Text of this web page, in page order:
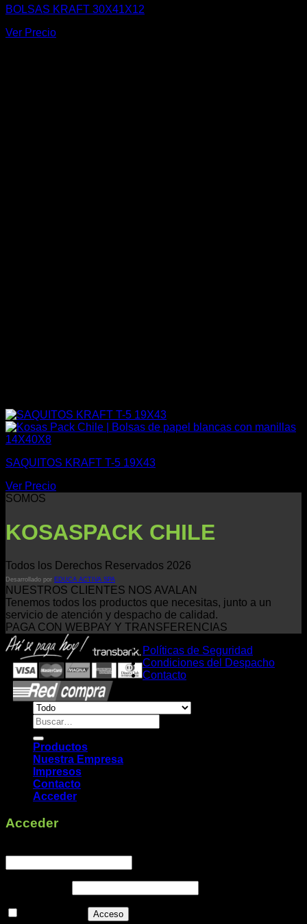
BOLSAS KRAFT 30X41X12
Ver Precio
SAQUITOS KRAFT T-5 19X43
Ver Precio
SOMOS
KOSASPACK CHILE
Todos los Derechos Reservados 2026
Desarrollado por EDUCA ACTIVA SPA
NUESTROS CLIENTES NOS AVALAN
Tenemos todos los productos que necesitas, junto a un
servicio de atención y despacho de calidad.
PAGA CON WEBPAY Y TRANSFERENCIAS
Políticas de Seguridad
Condiciones del Despacho
Contacto
Buscar
por:
Productos
Nuestra Empresa
Impresos
Contacto
Acceder
Acceder
Acceso